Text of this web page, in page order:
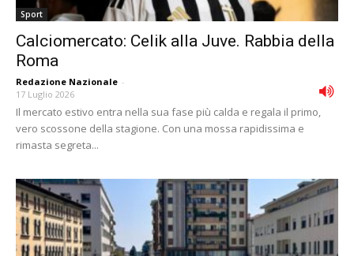
Sport
Calciomercato: Celik alla Juve. Rabbia della
Roma
Redazione Nazionale -
17 Luglio 2026
Il mercato estivo entra nella sua fase più calda e regala il primo,
vero scossone della stagione. Con una mossa rapidissima e
rimasta segreta...